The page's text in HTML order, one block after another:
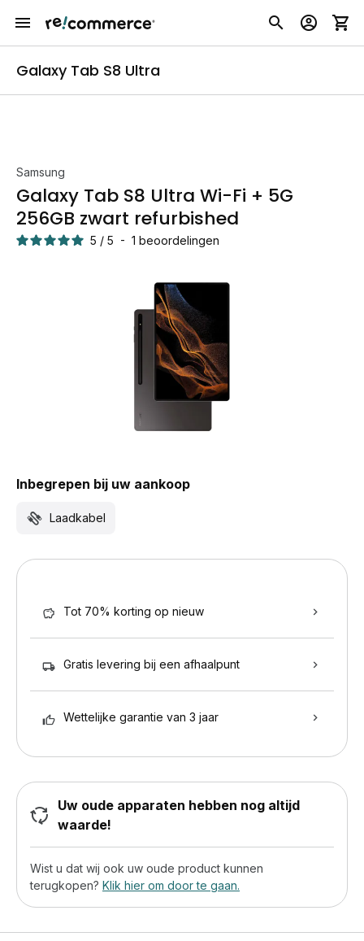
Galaxy Tab S8 Ultra
Samsung
Galaxy Tab S8 Ultra Wi-Fi + 5G
256GB zwart refurbished
5 / 5 - 1 beoordelingen
Inbegrepen bij uw aankoop
Laadkabel
Tot 70% korting op nieuw
Gratis levering bij een afhaalpunt
Wettelijke garantie van 3 jaar
Uw oude apparaten hebben nog altijd
waarde!
Wist u dat wij ook uw oude product kunnen
terugkopen? Klik hier om door te gaan.